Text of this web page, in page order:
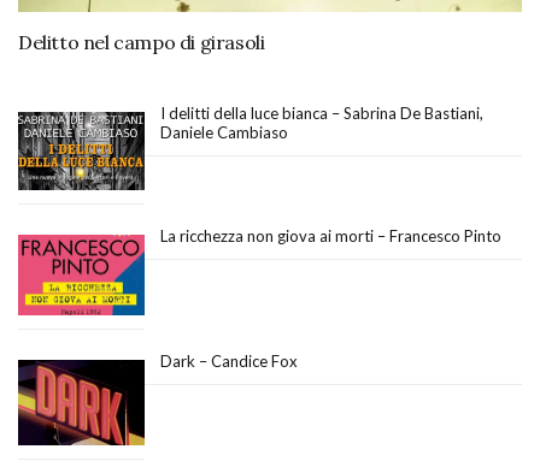
Delitto nel campo di girasoli
I delitti della luce bianca – Sabrina De Bastiani,
Daniele Cambiaso
La ricchezza non giova ai morti – Francesco Pinto
Dark – Candice Fox